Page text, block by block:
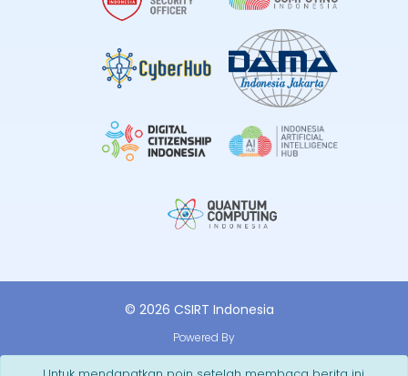
© 2026 CSIRT Indonesia
Powered By